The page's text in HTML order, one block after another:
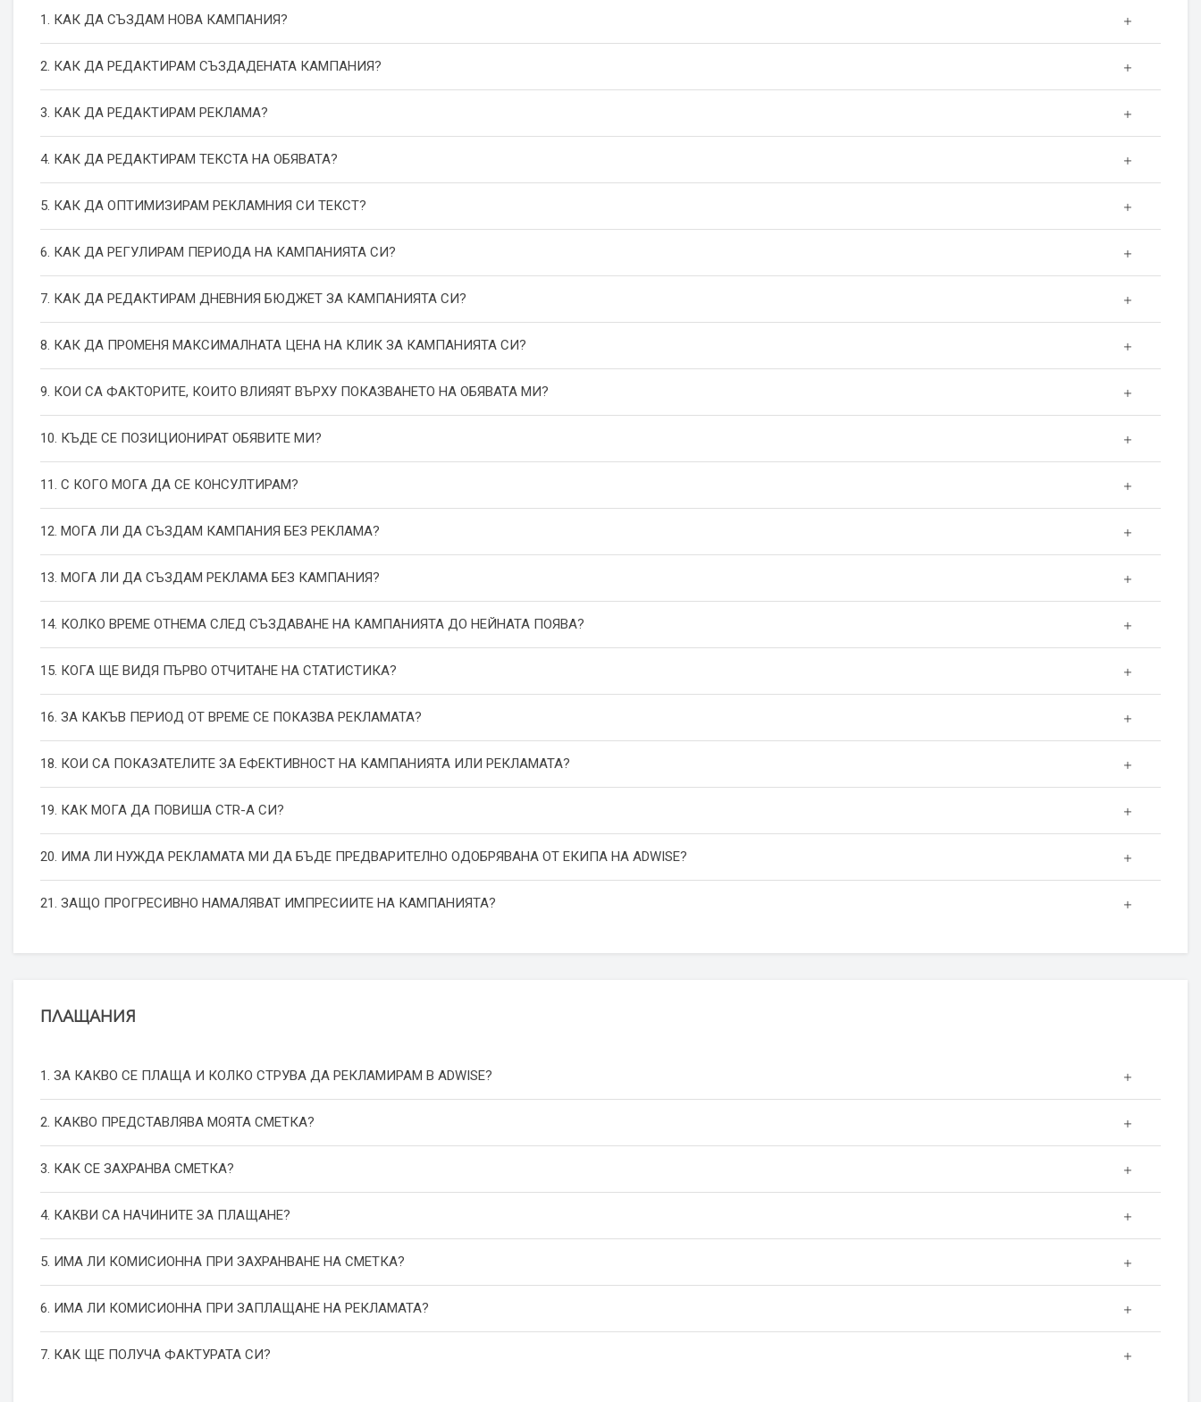
1. КАК ДА СЪЗДАМ НОВА КАМПАНИЯ?
2. КАК ДА РЕДАКТИРАМ СЪЗДАДЕНАТА КАМПАНИЯ?
3. КАК ДА РЕДАКТИРАМ РЕКЛАМА?
4. КАК ДА РЕДАКТИРАМ ТЕКСТА НА ОБЯВАТА?
5. КАК ДА ОПТИМИЗИРАМ РЕКЛАМНИЯ СИ ТЕКСТ?
6. КАК ДА РЕГУЛИРАМ ПЕРИОДА НА КАМПАНИЯТА СИ?
7. КАК ДА РЕДАКТИРАМ ДНЕВНИЯ БЮДЖЕТ ЗА КАМПАНИЯТА СИ?
8. КАК ДА ПРОМЕНЯ МАКСИМАЛНАТА ЦЕНА НА КЛИК ЗА КАМПАНИЯТА СИ?
9. КОИ СА ФАКТОРИТЕ, КОИТО ВЛИЯЯТ ВЪРХУ ПОКАЗВАНЕТО НА ОБЯВАТА МИ?
10. КЪДЕ СЕ ПОЗИЦИОНИРАТ ОБЯВИТЕ МИ?
11. С КОГО МОГА ДА СЕ КОНСУЛТИРАМ?
12. МОГА ЛИ ДА СЪЗДАМ КАМПАНИЯ БЕЗ РЕКЛАМА?
13. МОГА ЛИ ДА СЪЗДАМ РЕКЛАМА БЕЗ КАМПАНИЯ?
14. КОЛКО ВРЕМЕ ОТНЕМА СЛЕД СЪЗДАВАНЕ НА КАМПАНИЯТА ДО НЕЙНАТА ПОЯВА?
15. КОГА ЩЕ ВИДЯ ПЪРВО ОТЧИТАНЕ НА СТАТИСТИКА?
16. ЗА КАКЪВ ПЕРИОД ОТ ВРЕМЕ СЕ ПОКАЗВА РЕКЛАМАТА?
18. КОИ СА ПОКАЗАТЕЛИТЕ ЗА ЕФЕКТИВНОСТ НА КАМПАНИЯТА ИЛИ РЕКЛАМАТА?
19. КАК МОГА ДА ПОВИША СТR-А СИ?
20. ИМА ЛИ НУЖДА РЕКЛАМАТА МИ ДА БЪДЕ ПРЕДВАРИТЕЛНО ОДОБРЯВАНА ОТ ЕКИПА НА ADWISE?
21. ЗАЩО ПРОГРЕСИВНО НАМАЛЯВАТ ИМПРЕСИИТЕ НА КАМПАНИЯТА?
ПЛАЩАНИЯ
1. ЗА КАКВО СЕ ПЛАЩА И КОЛКО СТРУВА ДА РЕКЛАМИРАМ В ADWISE?
2. КАКВО ПРЕДСТАВЛЯВА МОЯТА СМЕТКА?
3. КАК СЕ ЗАХРАНВА СМЕТКА?
4. КАКВИ СА НАЧИНИТЕ ЗА ПЛАЩАНЕ?
5. ИМА ЛИ КОМИСИОННА ПРИ ЗАХРАНВАНЕ НА СМЕТКА?
6. ИМА ЛИ КОМИСИОННА ПРИ ЗАПЛАЩАНЕ НА РЕКЛАМАТА?
7. КАК ЩЕ ПОЛУЧА ФАКТУРАТА СИ?